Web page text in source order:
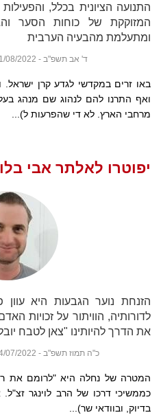
התנועה הציונית בכלל,
המזוקקת של כוחות הסער
ומתעלמת מהבעיה הערבית
ד' אב תשפ"ב - 01/08/2022
באו זרים במקדשי לגדע קרן ישראל.
ואף התרנו להם לנהוג שם מנהג
מרחבי הארץ. לא די שהפרעות ל)...
יפוטרו לאלתר אבי
הזנחת נוער הגבעות היא
לדורותיה, הוויתור על זכויות
את הדרך להיותינו "צאן לטבח
כ"ה תמוז תשפ"ב - 24/07/2022
המטרה של נחלה היא "לרומם את
כממשיכי דרכו של הרב לוינגר
בדיוק, ובוודאי שר)...